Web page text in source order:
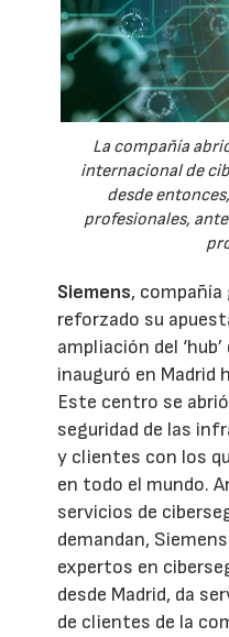
La compañía
internacional de
desde
profesionales,
Siemens,
reforzado su
ampliación del
inauguró en Madrid
Este centro se
seguridad de las
y clientes con los
en todo el mundo.
servicios de
demandan,
expertos en
desde Madrid, da
de clientes de la